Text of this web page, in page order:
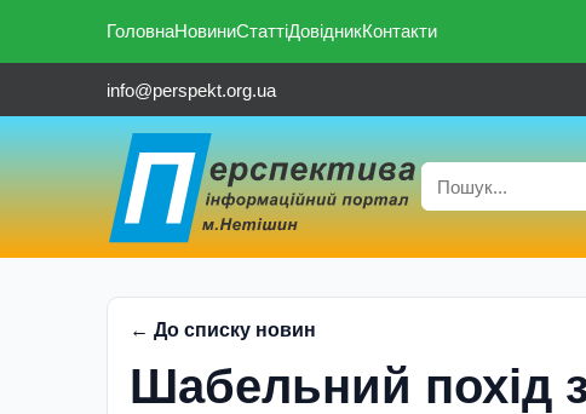
ГоловнаНовиниСтаттіДовідникКонтакти
info@perspekt.org.ua
← До списку новин
Шабельний похiд